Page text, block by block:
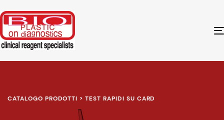
CATALOGO PRODOTTI > TEST RAPIDI SU CARD